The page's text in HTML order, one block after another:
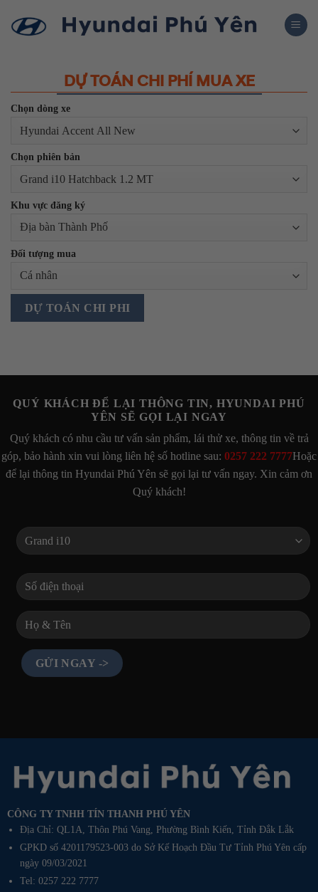
DỰ TOÁN CHI PHÍ MUA XE
Chọn dòng xe
Chọn phiên bản
Khu vực đăng ký
Đối tượng mua
DỰ TOÁN CHI PHI
QUÝ KHÁCH ĐỂ LẠI THÔNG TIN, HYUNDAI PHÚ
YÊN SẼ GỌI LẠI NGAY
Quý khách có nhu cầu tư vấn sản phẩm, lái thử xe, thông tin về trả
góp, bảo hành xin vui lòng liên hệ số hotline sau: 0257 222 7777Hoặc
để lại thông tin Hyundai Phú Yên sẽ gọi lại tư vấn ngay. Xin cảm ơn
Quý khách!
CÔNG TY TNHH TÍN THANH PHÚ YÊN
Địa Chỉ: QL1A, Thôn Phú Vang, Phường Bình Kiến, Tỉnh Đắk Lắk
GPKD số 4201179523-003 do Sở Kế Hoạch Đầu Tư Tỉnh Phú Yên cấp
ngày 09/03/2021
Tel: 0257 222 7777